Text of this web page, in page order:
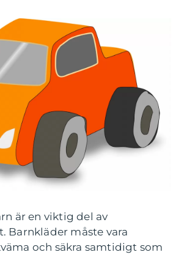
är en viktig del av
Barnkläder måste vara
och säkra samtidigt som